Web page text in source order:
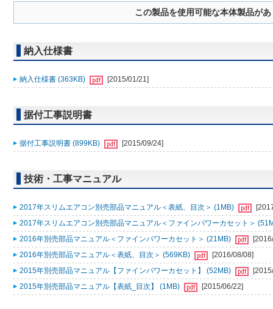
この製品を使用可能な本体製品が
納入仕様書
納入仕様書 (363KB) [2015/01/21]
据付工事説明書
据付工事説明書 (899KB) [2015/09/24]
技術・工事マニュアル
2017年スリムエアコン別売部品マニュアル＜表紙、目次＞ (1MB)
2017年スリムエアコン別売部品マニュアル＜ファインパワーカセット＞
2016年別売部品マニュアル＜ファインパワーカセット＞ (21MB)
2016年別売部品マニュアル＜表紙、目次＞ (569KB)
[2016/08/08]
2015年別売部品マニュアル【ファインパワーカセット】 (52MB)
2015年別売部品マニュアル【表紙_目次】 (1MB)
[2015/06/22]